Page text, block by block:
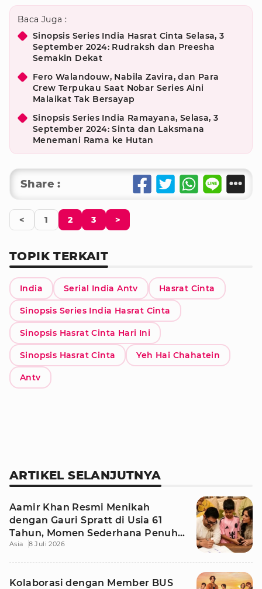
Baca Juga :
Sinopsis Series India Hasrat Cinta Selasa, 3
September 2024: Rudraksh dan Preesha
Semakin Dekat
Fero Walandouw, Nabila Zavira, dan Para
Crew Terpukau Saat Nobar Series Aini
Malaikat Tak Bersayap
Sinopsis Series India Ramayana, Selasa, 3
September 2024: Sinta dan Laksmana
Menemani Rama ke Hutan
Share :
< 1 2 3 >
TOPIK TERKAIT
India Serial India Antv Hasrat Cinta
Sinopsis Series India Hasrat Cinta
Sinopsis Hasrat Cinta Hari Ini
Sinopsis Hasrat Cinta Yeh Hai Chahatein
Antv
ARTIKEL SELANJUTNYA
Aamir Khan Resmi Menikah
dengan Gauri Spratt di Usia 61
Tahun, Momen Sederhana Penuh
Kehangatan
Asia 8 Juli 2026
Kolaborasi dengan Member BUS